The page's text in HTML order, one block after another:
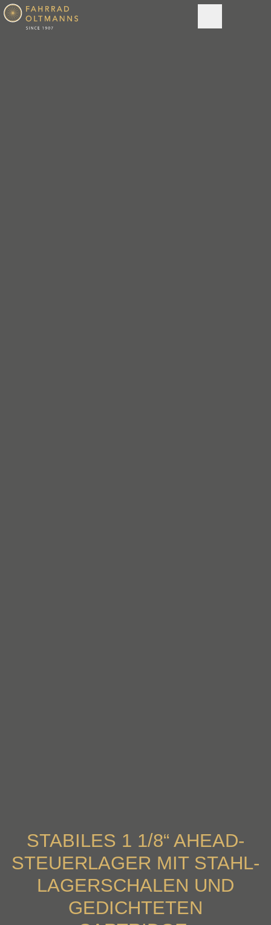
STABILES 1 1/8“ AHEAD-
STEUERLAGER MIT STAHL-
LAGERSCHALEN UND
GEDICHTETEN